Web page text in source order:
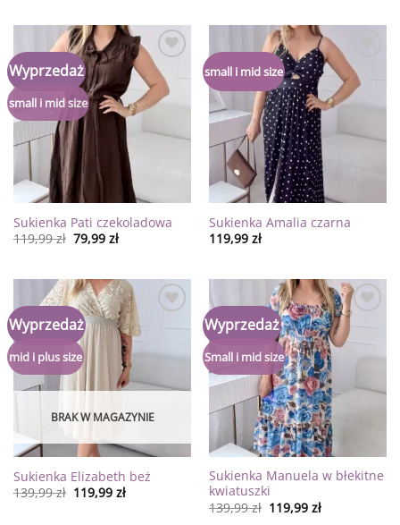
Wyprzedaż
small i mid size
Dodaj
do
listy
życzeń
Sukienka Pati czekoladowa
119,99zł 79,99 zł
small i mid size
Dodaj
do
listy
życzeń
Sukienka Amalia czarna
119,99 zł
Wyprzedaż
mid i plus size
życzeń
BRAK W MAGAZYNIE
Sukienka Elizabeth beż
139,99zł 119,99 zł
Wyprzedaż
Small i mid size
Dodaj
życzeń
Sukienka Manuela w błekitne
kwiatuszki
139,99zł 119,99 zł